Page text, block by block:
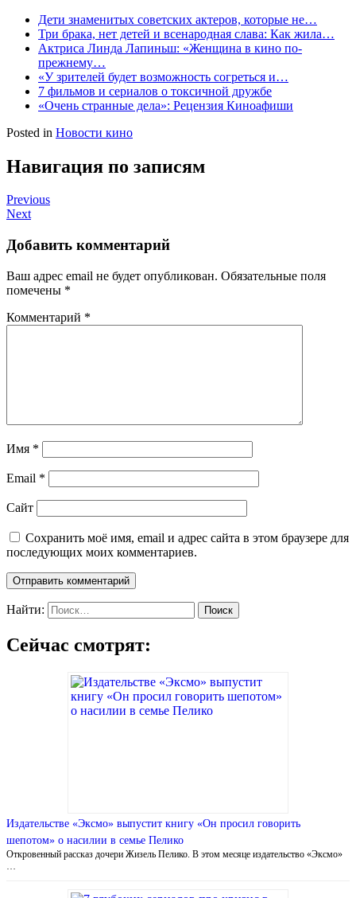
Дети знаменитых советских актеров, которые не…
Три брака, нет детей и всенародная слава: Как жила…
Актриса Линда Лапиньш: «Женщина в кино по-
прежнему…
«У зрителей будет возможность согреться и…
7 фильмов и сериалов о токсичной дружбе
«Очень странные дела»: Рецензия Киноафиши
Posted in Новости кино
Навигация по записям
Previous
Next
Добавить комментарий
Ваш адрес email не будет опубликован. Обязательные поля
помечены *
Комментарий *
Имя *
Email *
Сайт
Сохранить моё имя, email и адрес сайта в этом браузере для
последующих моих комментариев.
Найти:
Сейчас смотрят:
Издательстве «Эксмо» выпустит книгу «Он просил говорить
шепотом» о насилии в семье Пелико
Откровенный рассказ дочери Жизель Пелико. В этом месяце издательство «Эксмо»